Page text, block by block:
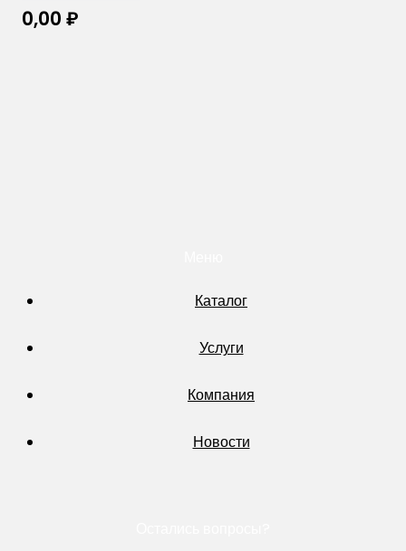
0,00 ₽
Каталог
Услуги
Компания
Новости